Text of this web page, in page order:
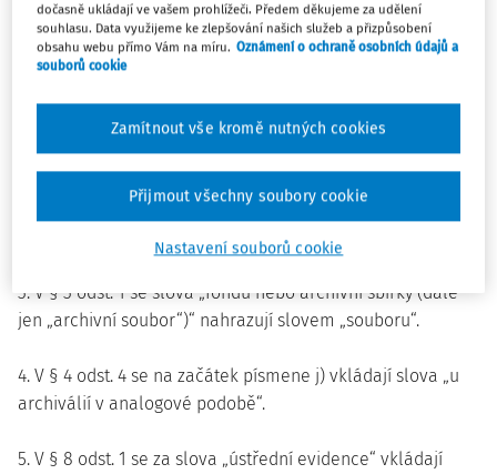
umístění podle § 18a odst. 2 zákona adresovaný
ministerstvu obsahuje pro potřeby aktualizace ústřední
evidence stejnopisy evidenčních listů Národního
archivního dědictví (dále jen „evidenční listy“), na kterých
jsou evidovány delimitované archiválie, a přesnou
charakteristiku přemisťovaných archiválií vyjádřenou v
inventarizovaných archiválií je obsažen i soupis
předmětných archiválií.“.
3. V § 3 odst. 1 se slova „fondu nebo archivní sbírky (dále
jen „archivní soubor“)“ nahrazují slovem „souboru“.
4. V § 4 odst. 4 se na začátek písmene j) vkládají slova „u
archiválií v analogové podobě“.
5. V § 8 odst. 1 se za slova „ústřední evidence“ vkládají
dočasně ukládají ve vašem prohlížeči. Předem děkujeme za udělení
souhlasu. Data využijeme ke zlepšování našich služeb a přizpůsobení
obsahu webu přímo Vám na míru. Oznámení o ochraně osobních údajů a
souborů cookie
Nastavení souborů cookie
Zamítnout vše kromě nutných cookies
Přijmout všechny soubory cookie